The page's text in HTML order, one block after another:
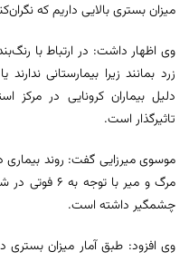
میزان بستری بالایی داریم که
وی اظهار داشت: در ارتباط با
زرد بمانند زیرا بیمارستانی
دلیل بیماران کرونایی در
تاثیرگذار است.
موسوی میرزایی گفت: روند بیماری
چشمگیر داشته است.
وی افزود: طبق آمار میزان بستری